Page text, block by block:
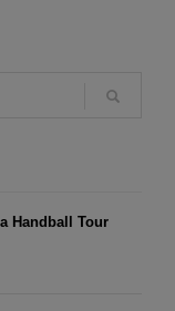
Handball Tour